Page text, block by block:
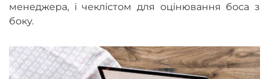
менеджера, і чеклістом для оцінювання боса з
боку.